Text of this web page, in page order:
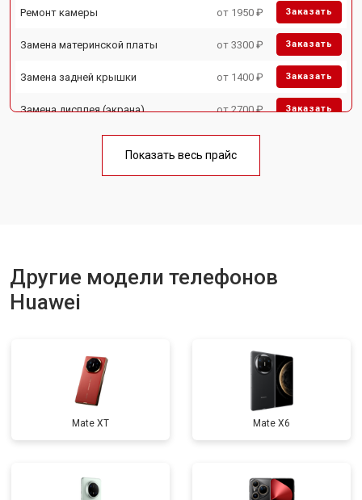
Ремонт камеры от 1950 ₽ Заказать
Замена материнской платы от 3300 ₽ Заказать
Замена задней крышки от 1400 ₽ Заказать
Замена дисплея (экрана) от 2700 ₽ Заказать
Замена кнопки включения от 1750 ₽
Показать весь прайс
Другие модели телефонов
Huawei
Mate XT Mate X6